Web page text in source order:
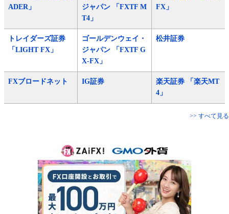
ADER」
ジャパン 「FXTF M
T4」
FX」
トレイダーズ証券
「LIGHT FX」
ゴールデンウェイ・
ジャパン 「FXTF G
X-FX」
松井証券
FXブロードネット IG証券
楽天証券 「楽天MT
4」
>> すべて見る